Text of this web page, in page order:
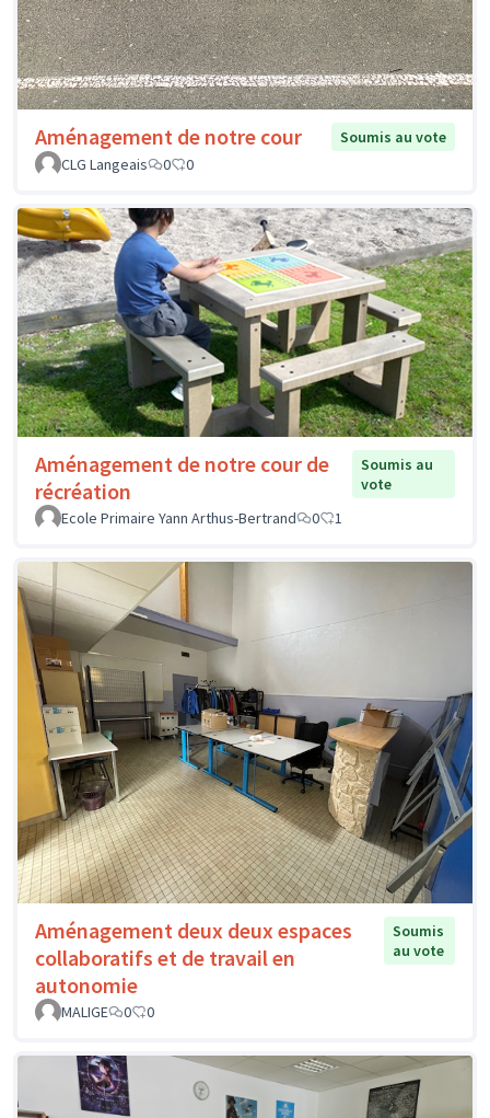
Aménagement de notre cour
Soumis au vote
CLG Langeais
0 0
Aménagement de notre cour de
récréation
Soumis au
vote
Ecole Primaire Yann Arthus-Bertrand
0 1
Aménagement deux deux espaces
collaboratifs et de travail en
autonomie
Soumis
au vote
MALIGE 0 0